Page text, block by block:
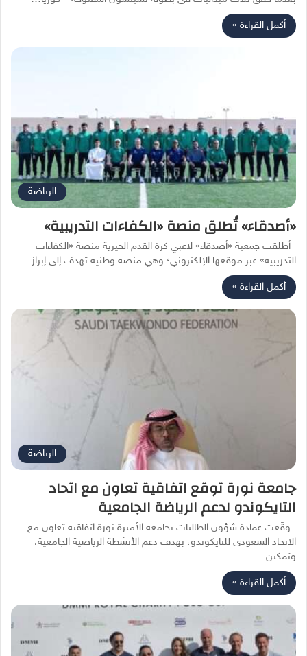
أكمل القراءة »
الرياضة
«أصدقاء» تُطلق منصة «الكفاءات التدريبية»
أطلقت جمعية «أصدقاء» لاعبي كرة القدم الخيرية منصة «الكفاءات
التدريبية» عبر موقعها الإلكتروني؛ وهي منصة وطنية تهدف إلى إبراز…
أكمل القراءة »
الرياضة
جامعة نورة توقع اتفاقية تعاون مع اتحاد
التايكوندو لدعم الرياضة الجامعية
وقّعت عمادة شؤون الطالبات بجامعة الأميرة نورة اتفاقية تعاون مع
الاتحاد السعودي للتايكوندو، بهدف دعم الأنشطة الرياضية الجامعية،
وتمكين…
أكمل القراءة »